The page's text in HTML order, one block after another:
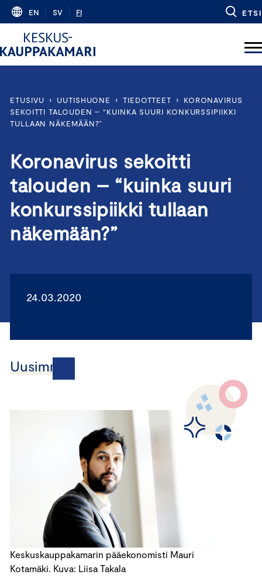
Skip
content
EN SV FI ETSI
ETUSIVU › UUTISHUONE › TIEDOTTEET ›
KORONAVIRUS
SEKOITTI TALOUDEN – “KUINKA SUURI KONKURSSIPIIKKI
TULLAAN NÄKEMÄÄN?”
Koronavirus sekoitti
talouden – “kuinka suuri
konkurssipiikki tullaan
näkemään?”
24.03.2020
Uusimmat
Keskuskauppakamarin pääekonomisti Mauri
Kotamäki. Kuva: Liisa Takala